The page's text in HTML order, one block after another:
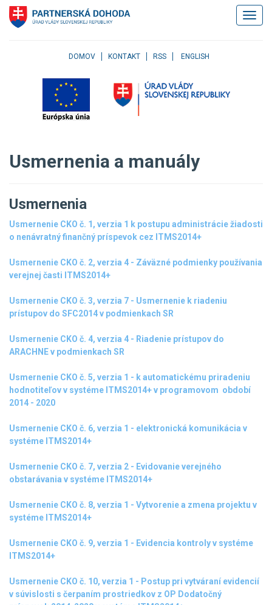
Klávesové
skratky
Skočiť
menu
užívateľské
menu
Skočiť
na
stránky
DOMOV KONTAKT RSS ENGLISH
Usmernenia a manuály
Usmernenia
Usmernenie CKO č. 1, verzia 1 k postupu administrácie žiadosti
o nenávratný finančný príspevok cez ITMS2014+
Usmernenie CKO č. 2, verzia 4 - Záväzné podmienky používania
verejnej časti ITMS2014+
Usmernenie CKO č. 3, verzia 7 - Usmernenie k riadeniu
prístupov do SFC2014 v podmienkach SR
Usmernenie CKO č. 4, verzia 4 - Riadenie prístupov do
ARACHNE v podmienkach SR
Usmernenie CKO č. 5, verzia 1 - k automatickému priradeniu
hodnotiteľov v systéme ITMS2014+ v programovom období
2014 - 2020
Usmernenie CKO č. 6, verzia 1 - elektronická komunikácia v
systéme ITMS2014+
Usmernenie CKO č. 7, verzia 2 - Evidovanie verejného
obstarávania v systéme ITMS2014+
Usmernenie CKO č. 8, verzia 1 - Vytvorenie a zmena projektu v
systéme ITMS2014+
Usmernenie CKO č. 9, verzia 1 - Evidencia kontroly v systéme
ITMS2014+
Usmernenie CKO č. 10, verzia 1 - Postup pri vytváraní evidencií
v súvislosti s čerpaním prostriedkov z OP Dodatočný